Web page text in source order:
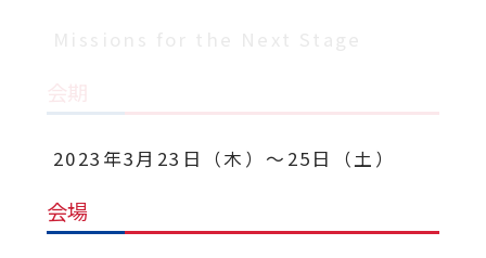
2023年3月23日（木）〜25日（土）
会場